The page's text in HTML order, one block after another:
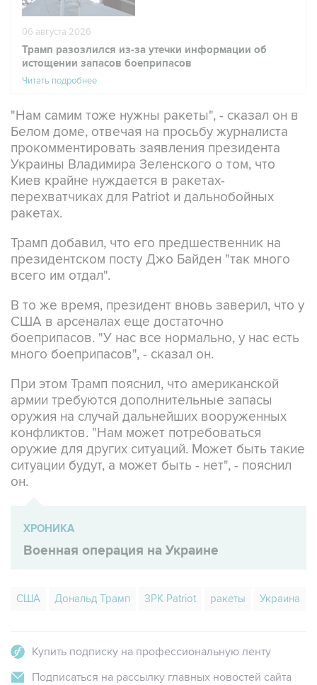
06 августа 2026
Трамп разозлился из-за утечки информации об
истощении запасов боеприпасов
Читать подробнее
"Нам самим тоже нужны ракеты", - сказал он в
Белом доме, отвечая на просьбу журналиста
прокомментировать заявления президента
Украины Владимира Зеленского о том, что
Киев крайне нуждается в ракетах-
перехватчиках для Patriot и дальнобойных
ракетах.
Трамп добавил, что его предшественник на
президентском посту Джо Байден "так много
всего им отдал".
В то же время, президент вновь заверил, что у
США в арсеналах еще достаточно
боеприпасов. "У нас все нормально, у нас есть
много боеприпасов", - сказал он.
При этом Трамп пояснил, что американской
армии требуются дополнительные запасы
оружия на случай дальнейших вооруженных
конфликтов. "Нам может потребоваться
оружие для других ситуаций. Может быть такие
ситуации будут, а может быть - нет", - пояснил
он.
ХРОНИКА
Военная операция на Украине
США Дональд Трамп ЗРК Patriot ракеты Украина
Купить подписку на профессиональную ленту
Подписаться на рассылку главных новостей сайта